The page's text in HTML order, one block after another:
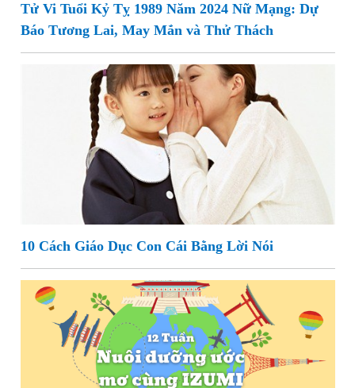
Tử Vi Tuổi Kỷ Tỵ 1989 Năm 2024 Nữ Mạng: Dự
Báo Tương Lai, May Mắn và Thử Thách
10 Cách Giáo Dục Con Cái Bằng Lời Nói